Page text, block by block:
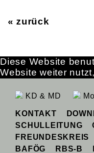
« zurück
KD & MD
KONTAKT
SCHULLEITUNG
FREUNDESKREIS
BAFÖG
RBS-B
Diese Website
Website weiter